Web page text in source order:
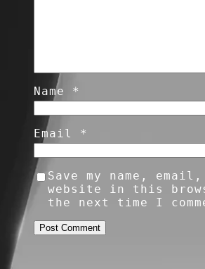
Name *
Email *
Save my name, email,
website in this
the next time I